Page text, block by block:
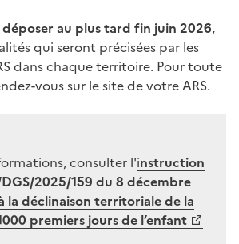
au plus tard fin juin 2026,
qui seront précisées par les
dans chaque territoire. Pour toute
vous sur le site de votre ARS.
, consulter l'instruction
DGS/2025/159 du 8 décembre
la déclinaison territoriale de la
premiers jours de l’enfant